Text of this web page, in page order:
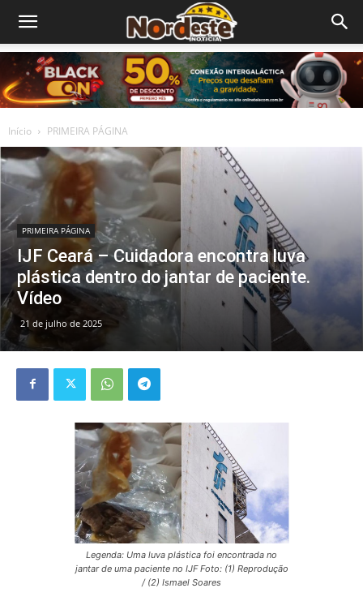
Início PRIMEIRA PÁGINA
PRIMEIRA PÁGINA
IJF Ceará – Cuidadora encontra luva
plástica dentro do jantar de paciente.
Vídeo
21 de julho de 2025
Legenda: Uma luva plástica foi encontrada no
jantar de uma paciente no IJF Foto: (1) Reprodução
/ (2) Ismael Soares